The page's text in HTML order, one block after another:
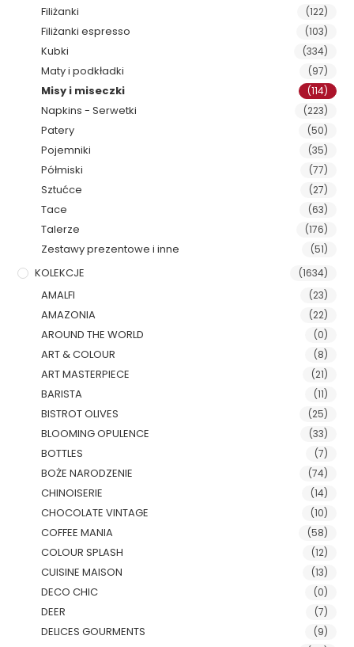
Filiżanki (122)
Filiżanki espresso (103)
Kubki (334)
Maty i podkładki (97)
Misy i miseczki (114)
Napkins - Serwetki (223)
Patery (50)
Pojemniki (35)
Półmiski (77)
Sztućce (27)
Tace (63)
Talerze (176)
Zestawy prezentowe i inne (51)
KOLEKCJE (1634)
AMALFI (23)
AMAZONIA (22)
AROUND THE WORLD (0)
ART & COLOUR (8)
ART MASTERPIECE (21)
BARISTA (11)
BISTROT OLIVES (25)
BLOOMING OPULENCE (33)
BOTTLES (7)
BOŻE NARODZENIE (74)
CHINOISERIE (14)
CHOCOLATE VINTAGE (10)
COFFEE MANIA (58)
COLOUR SPLASH (12)
CUISINE MAISON (13)
DECO CHIC (0)
DEER (7)
DELICES GOURMENTS (9)